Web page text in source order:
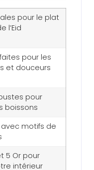
pour le plat
l’Eid
pour les
et douceurs
pour
boissons
avec motifs de
5 Or pour
intérieur